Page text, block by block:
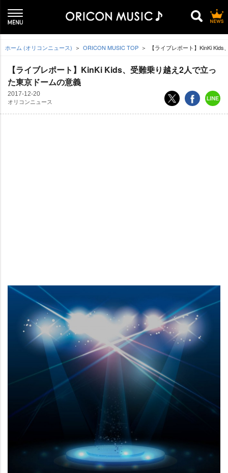
ホーム (オリコンニュース) ORICON MUSIC TOP 【ライブレポート】KinKi
【ライブレポート】KinKi Kids、受難乗り越え2人で立っ
た東京ドームの意義
2017-12-20
オリコンニュース